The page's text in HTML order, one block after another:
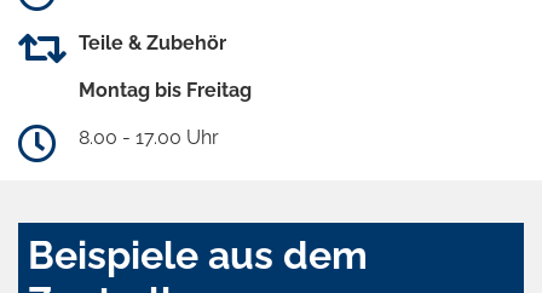
Teile & Zubehör
Montag bis Freitag
8.00 - 17.00 Uhr
Beispiele aus dem